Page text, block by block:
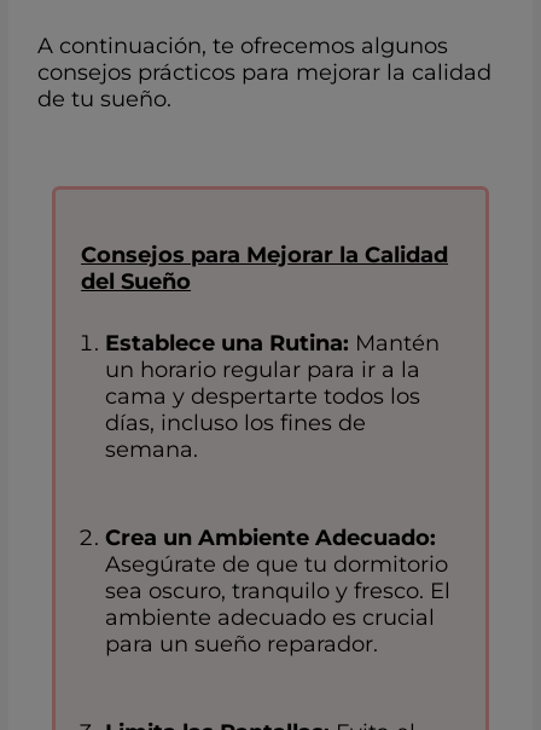
A continuación, te ofrecemos algunos
consejos prácticos para mejorar la calidad
de tu sueño.
Consejos para Mejorar la Calidad
del Sueño
Establece una Rutina: Mantén
un horario regular para ir a la
cama y despertarte todos los
días, incluso los fines de
semana.
Crea un Ambiente Adecuado:
Asegúrate de que tu dormitorio
sea oscuro, tranquilo y fresco. El
ambiente adecuado es crucial
para un sueño reparador.